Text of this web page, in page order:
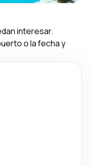
interesar.
o la fecha y